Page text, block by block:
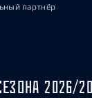
партнёр
2026/